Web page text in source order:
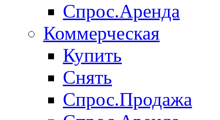
Спрос.Аренда
Коммерческая
Купить
Снять
Спрос.Продажа